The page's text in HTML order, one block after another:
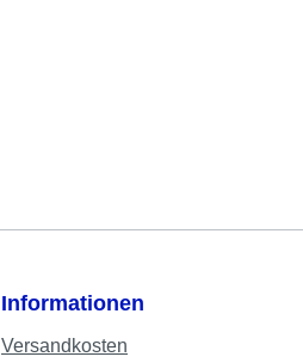
Informationen
Versandkosten